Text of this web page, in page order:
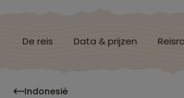
De reis Data & prijzen
Indonesië